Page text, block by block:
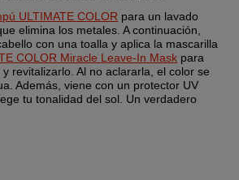
ULTIMATE COLOR para un lavado
elimina los metales. A continuación,
con una toalla y aplica la mascarilla
COLOR Miracle Leave-In Mask para
revitalizarlo. Al no aclararla, el color se
Además, viene con un protector UV
tu tonalidad del sol. Un verdadero